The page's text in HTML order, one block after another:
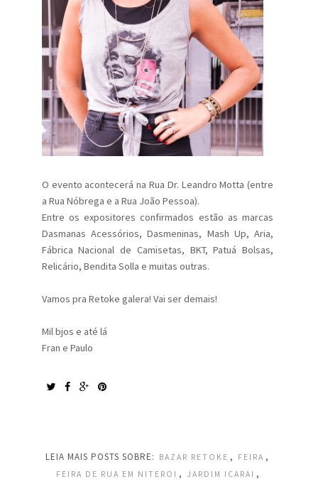
O evento acontecerá na Rua Dr. Leandro Motta (entre
a Rua Nóbrega e a Rua João Pessoa).
Entre os expositores confirmados estão as marcas
Dasmanas Acessórios, Dasmeninas, Mash Up, Aria,
Fábrica Nacional de Camisetas, BKT, Patuá Bolsas,
Relicário, Bendita Solla e muitas outras.
Vamos pra Retoke galera! Vai ser demais!
Mil bjos e até lá
Fran e Paulo
LEIA MAIS POSTS SOBRE: BAZAR RETOKE , FEIRA ,
FEIRA DE RUA EM NITEROI , JARDIM ICARAI ,